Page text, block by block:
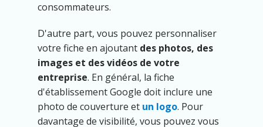
consommateurs.
D'autre part, vous pouvez personnaliser
votre fiche en ajoutant des photos, des
images et des vidéos de votre
entreprise. En général, la fiche
d'établissement Google doit inclure une
photo de couverture et un logo. Pour
davantage de visibilité, vous pouvez vous